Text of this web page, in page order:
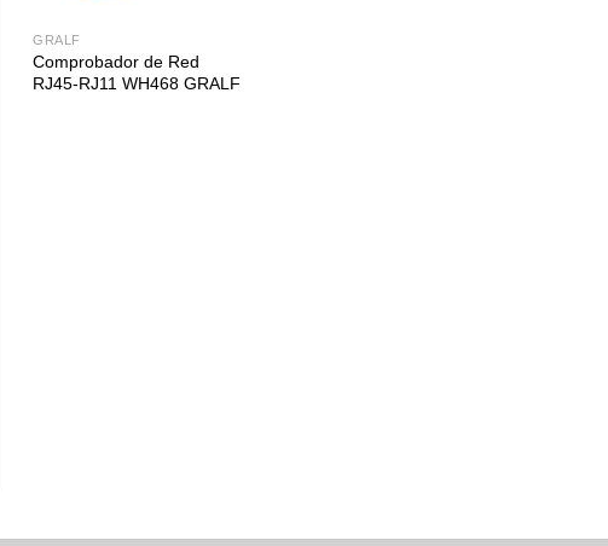
GRALF
Comprobador de Red
RJ45-RJ11 WH468 GRALF